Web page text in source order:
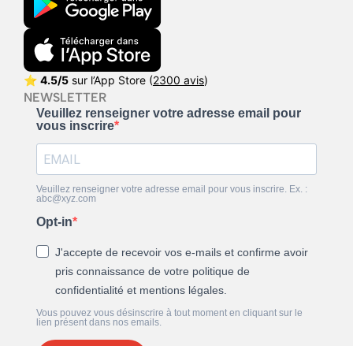
⭐ 4.5/5 sur l’App Store (2300 avis)
NEWSLETTER
Veuillez renseigner votre adresse email pour
vous inscrire
Veuillez renseigner votre adresse email pour vous inscrire. Ex. :
abc@xyz.com
Opt-in
J'accepte de recevoir vos e-mails et confirme avoir
pris connaissance de votre politique de
confidentialité et mentions légales.
Vous pouvez vous désinscrire à tout moment en cliquant sur le
lien présent dans nos emails.